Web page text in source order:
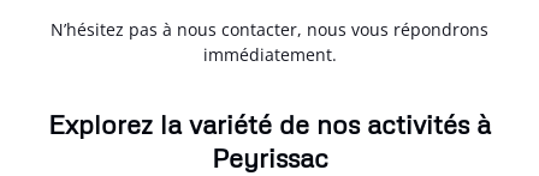
N’hésitez pas à nous contacter, nous vous répondrons
immédiatement.
Explorez la variété de nos activités à
Peyrissac